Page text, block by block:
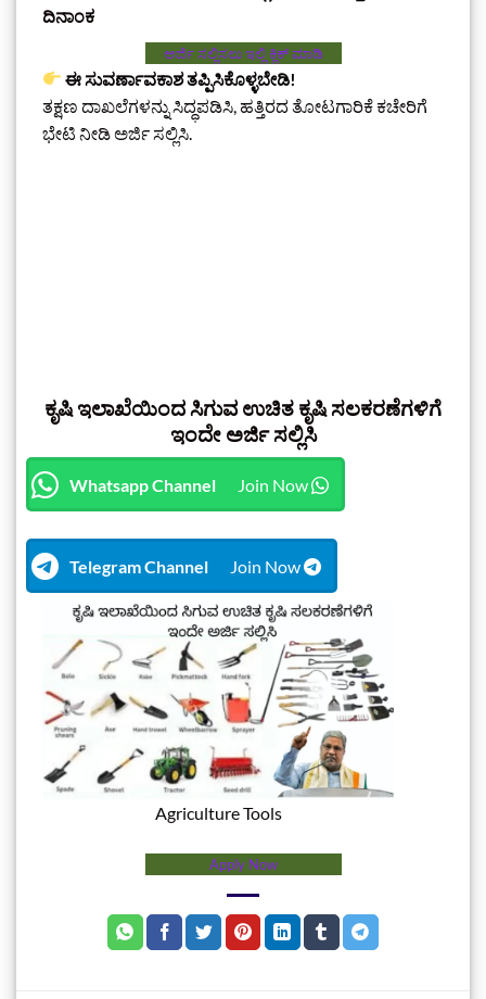
ದಿನಾಂಕ
ಅರ್ಜಿ ಸಲ್ಲಿಸಲು ಇಲ್ಲಿ ಕ್ಲಿಕ್‌ ಮಾಡಿ
ಈ ಸುವರ್ಣಾವಕಾಶ ತಪ್ಪಿಸಿಕೊಳ್ಳಬೇಡಿ!
ತಕ್ಷಣ ದಾಖಲೆಗಳನ್ನು ಸಿದ್ಧಪಡಿಸಿ, ಹತ್ತಿರದ ತೋಟಗಾರಿಕೆ ಕಚೇರಿಗೆ
ಭೇಟಿ ನೀಡಿ ಅರ್ಜಿ ಸಲ್ಲಿಸಿ.
ಕೃಷಿ ಇಲಾಖೆಯಿಂದ ಸಿಗುವ ಉಚಿತ ಕೃಷಿ ಸಲಕರಣೆಗಳಿಗೆ
ಇಂದೇ ಅರ್ಜಿ ಸಲ್ಲಿಸಿ
Whatsapp Channel Join Now
Telegram Channel Join Now
Agriculture Tools
Apply Now